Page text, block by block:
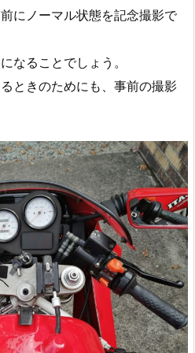
にノーマル状態を記念撮影で
なることでしょう。
ときのためにも、事前の撮影